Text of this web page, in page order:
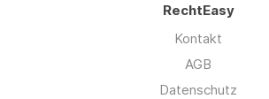
RechtEasy
Kontakt
AGB
Datenschutz